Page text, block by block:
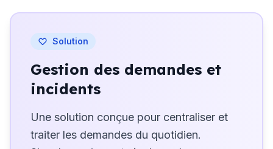
Solution
Gestion des demandes et
incidents
Une solution conçue pour centraliser et
traiter les demandes du quotidien.